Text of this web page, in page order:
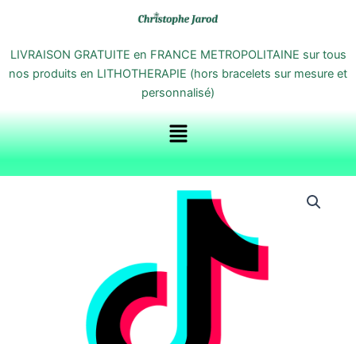
contenu
LIVRAISON GRATUITE en FRANCE METROPOLITAINE sur tous
nos produits en LITHOTHERAPIE (hors bracelets sur mesure et
personnalisé)
Menu